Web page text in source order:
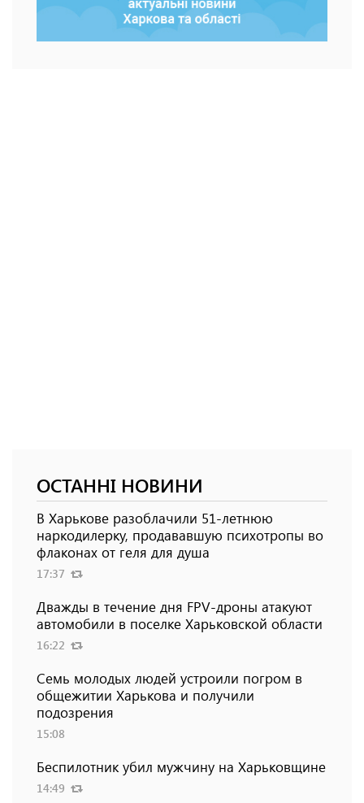
ОСТАННІ НОВИНИ
В Харькове разоблачили 51-летнюю
наркодилерку, продававшую психотропы во
флаконах от геля для душа
17:37
Дважды в течение дня FPV-дроны атакуют
автомобили в поселке Харьковской области
16:22
Семь молодых людей устроили погром в
общежитии Харькова и получили
подозрения
15:08
Беспилотник убил мужчину на Харьковщине
14:49